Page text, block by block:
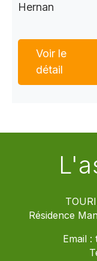
Hernan
Voir le
détail
Résidence
Email :